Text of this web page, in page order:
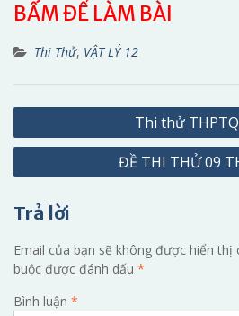
BẤM ĐỂ LÀM BÀI
Thi Thử, VẬT LÝ 12
Điều
hướng
Thi thử
ĐỀ THI THỬ 09
Trả lời
Email của bạn sẽ không được hiển thị
buộc được đánh dấu *
Bình luận *